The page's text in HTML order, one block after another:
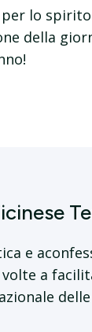
lo
della
e
a